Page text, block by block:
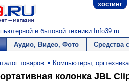
хостинг
и бытовой техники Info39.ru
Аудио, Видео, Фото Средства
товаров Компьютеры, оргтехника
колонка JBL